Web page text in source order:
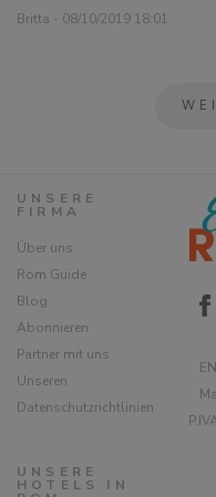
Britta - 08/10/2019 18:01
UNSERE
FIRMA
Über uns
Rom Guide
Blog
Abonnieren
Partner mit uns
Unseren
Datenschutzrichtlinien
UNSERE
HOTELS IN